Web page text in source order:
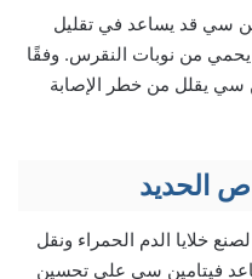
سي قد يساعد في تقليل
من نوبات النقرس. وفقًا
سي يقلل من خطر الإصابة
الحديد
خلايا الدم الحمراء ونقل
فيتامين سي على تحسين